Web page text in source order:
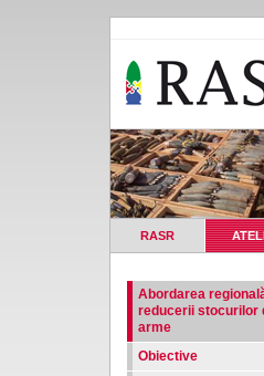
RASR
Abordarea
reducerii stocurilor
arme
Obiective